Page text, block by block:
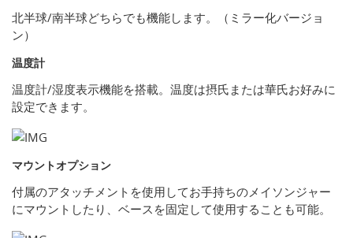
北半球/南半球どちらでも機能します。（ミラー化バージョ
ン）
温度計
温度計/湿度表示機能を搭載。温度は摂氏または華氏お好みに
設定できます。
マウントオプション
付属のアタッチメントを使用してお手持ちのメイソンジャー
にマウントしたり、ベースを固定して使用することも可能。